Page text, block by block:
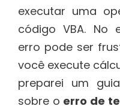
executar uma
código VBA. No
erro pode ser
você execute
preparei um
sobre o erro de